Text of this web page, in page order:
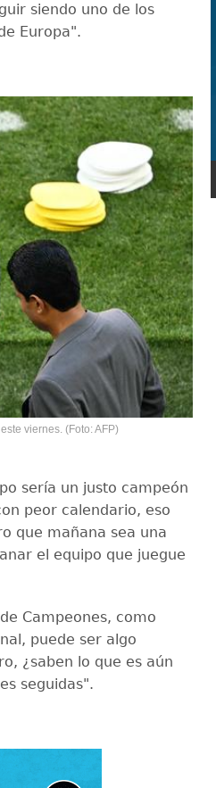
siendo uno de los
Europa".
viernes. (Foto: AFP)
sería un justo campeón
peor calendario, eso
que mañana sea una
el equipo que juegue
Campeones, como
puede ser algo
¿saben lo que es aún
seguidas".